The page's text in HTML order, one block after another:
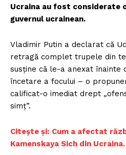
Ucraina au fost considerate
guvernul ucrainean.
Vladimir Putin a declarat că
retragă complet trupele din
susţine că le-a anexat înainte
încetare a focului – o
calificat-o imediat drept „
simţ”.
Citește și: Cum a afectat
Kamenskaya Sich din